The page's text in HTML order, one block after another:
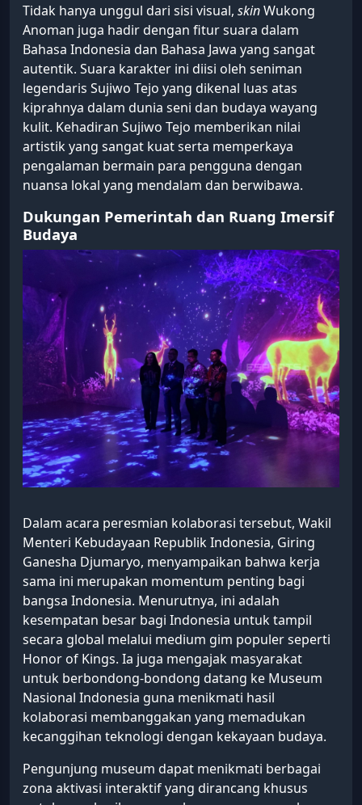
Tidak hanya unggul dari sisi visual, skinWukong
Anoman juga hadir dengan fitur suara dalam
Bahasa Indonesia dan Bahasa Jawa yang sangat
autentik. Suara karakter ini diisi oleh seniman
legendaris Sujiwo Tejo yang dikenal luas atas
kiprahnya dalam dunia seni dan budaya wayang
kulit. Kehadiran Sujiwo Tejo memberikan nilai
artistik yang sangat kuat serta memperkaya
pengalaman bermain para pengguna dengan
nuansa lokal yang mendalam dan berwibawa.
Dukungan Pemerintah dan Ruang Imersif
Budaya
Dalam acara peresmian kolaborasi tersebut, Wakil
Menteri Kebudayaan Republik Indonesia, Giring
Ganesha Djumaryo, menyampaikan bahwa kerja
sama ini merupakan momentum penting bagi
bangsa Indonesia. Menurutnya, ini adalah
kesempatan besar bagi Indonesia untuk tampil
secara global melalui medium gim populer seperti
Honor of Kings. Ia juga mengajak masyarakat
untuk berbondong-bondong datang ke Museum
Nasional Indonesia guna menikmati hasil
kolaborasi membanggakan yang memadukan
kecanggihan teknologi dengan kekayaan budaya.
Pengunjung museum dapat menikmati berbagai
zona aktivasi interaktif yang dirancang khusus